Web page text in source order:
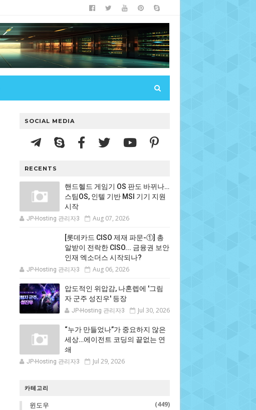
SOCIAL MEDIA
RECENTS
핸드헬드 게임기 OS 판도 바뀌나…
스팀OS, 인텔 기반 MSI 기기 지원
시작
JP-Hosting 관리자3 Aug 07, 2026
[롯데카드 CISO 제재 파문-①] 총
알받이 전락한 CISO... 금융권 보안
인재 엑소더스 시작되나?
JP-Hosting 관리자3 Aug 06, 2026
압도적인 위압감, 나혼렙에 '그림
자 군주 성진우' 등장
JP-Hosting 관리자3 Jul 30, 2026
“누가 만들었나”가 중요하지 않은
세상…에이전트 코딩의 끝없는 연
쇄
JP-Hosting 관리자3 Jul 29, 2026
카테고리
윈도우 (449)